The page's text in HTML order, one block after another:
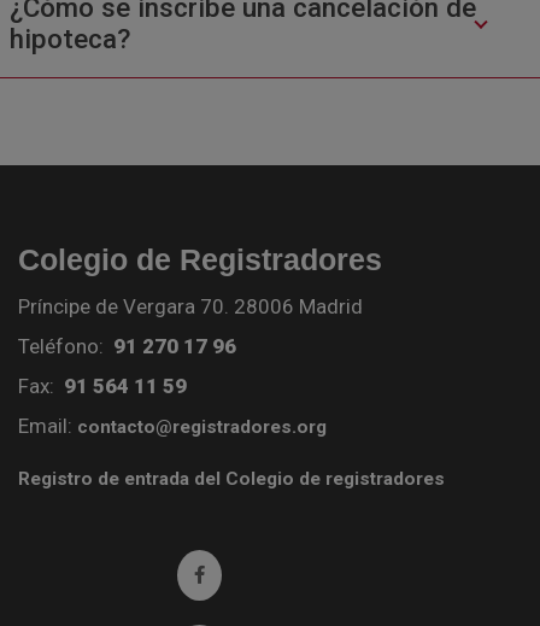
¿Cómo se inscribe una cancelación de
hipoteca?
Colegio de Registradores
Príncipe de Vergara 70. 28006 Madrid
Teléfono: 91 270 17 96
Fax: 91 564 11 59
Email: contacto@registradores.org
Registro de entrada del Colegio de registradores
Ir a facebook (abre en ventana nueva)